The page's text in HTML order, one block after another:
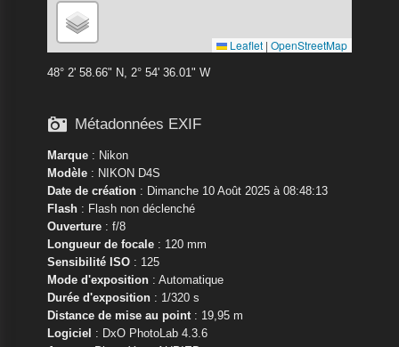
Leaflet | OpenStreetMap
48° 2' 58.66" N, 2° 54' 36.01" W
 Métadonnées EXIF
Marque: Nikon
Modèle: NIKON D4S
Date de création: Dimanche 10 Août 2025 à 08:48:13
Flash: Flash non déclenché
Ouverture: f/8
Longueur de focale: 120 mm
Sensibilité ISO: 125
Mode d'exposition: Automatique
Durée d'exposition: 1/320 s
Distance de mise au point: 19,95 m
Logiciel : DxO PhotoLab 4.3.6